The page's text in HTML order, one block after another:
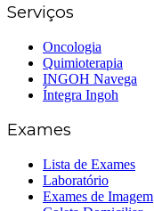
Serviços
Oncologia
Quimioterapia
INGOH Navega
Íntegra Ingoh
Exames
Lista de Exames
Laboratório
Exames de Imagem